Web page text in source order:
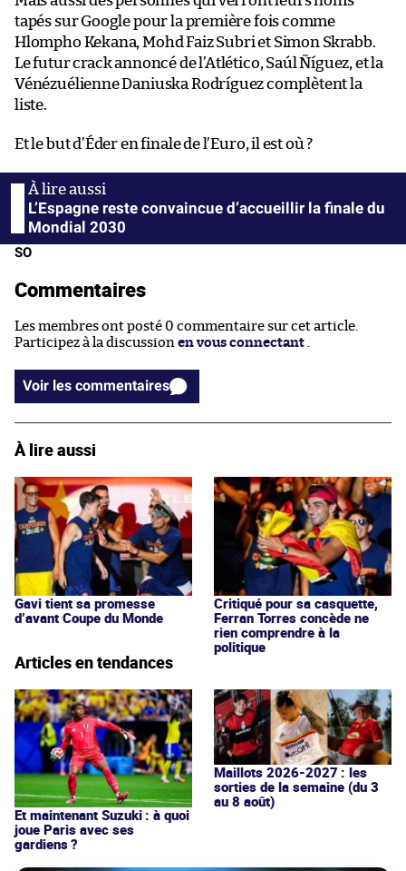
tapés sur Google pour la première fois comme
Hlompho Kekana, Mohd Faiz Subri et Simon Skrabb.
Le futur crack annoncé de l’Atlético, Saúl Ñíguez, et la
Vénézuélienne Daniuska Rodríguez complètent la
liste.
Et le but d’Éder en finale de l’Euro, il est où ?
L’Espagne reste convaincue d’accueillir la finale du
Mondial 2030
SO
Commentaires
Les membres ont posté 0 commentaire sur cet article.
Participez à la discussion en vous connectant
Voir les commentaires
À lire aussi
Gavi tient sa promesse
d’avant Coupe du Monde
Critiqué pour sa casquette,
Ferran Torres concède ne
rien comprendre à la
politique
Articles en tendances
Et maintenant Suzuki : à quoi
joue Paris avec ses
gardiens ?
Maillots 2026-2027 : les
sorties de la semaine (du 3
au 8 août)